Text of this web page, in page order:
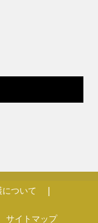
ついて
サイトマップ